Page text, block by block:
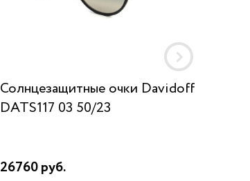
Солнцезащитные очки Davidoff
DATS117 03 50/23
26760 руб.